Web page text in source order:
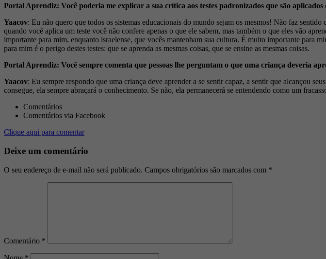
Portal Aprendiz: Você poderia me explicar a sua crítica aos testes padronizados que são aplicados
Yaacov: Eu não quero que todos os sistemas educacionais do mundo sejam os mesmos! Não faz
quando você aplica um teste você não confere apenas o que ele sabem, mas também o que eles vão
importante para mim, enquanto israelense, que vocês mantenham sua cultura. É muito importante para
para mim é o perigo destes testes: que se aprenda as mesmas coisas, que se ensine as mesmas coisas.
Portal Aprendiz: Você sempre comenta que pessoas lhe perguntam o que uma criança deveria
Yaacov: Eu sempre respondo que uma criança deve aprender a se sentir capaz, a sentir que alcançou
consegue, ela sempre abraçará o conhecimento. Se não, ela permanecerá se entendendo como um
Comentários
Comentários via Facebook
Clique aqui para comentar
Deixe um comentário
O seu endereço de e-mail não será publicado. Campos obrigatórios são marcados com *
Comentário *